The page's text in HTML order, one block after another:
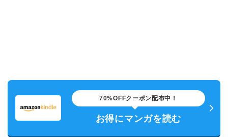
70%OFFクーポン配布中！
お得にマンガを読む